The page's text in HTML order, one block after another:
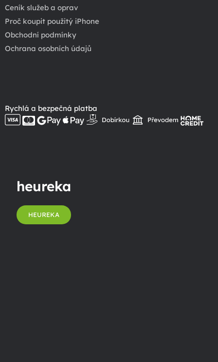
Ceník služeb a oprav
Proč koupit použitý iPhone
Obchodní podmínky
Ochrana osobních údajů
Rychlá a bezpečná platba
heureka
HEUREKA